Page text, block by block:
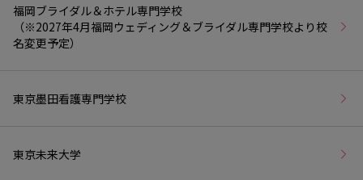
福岡ブライダル＆ホテル専門学校
（※2027年4月福岡ウェディング＆ブライダル専門学校より校
名変更予定）
東京墨田看護専門学校
東京未来大学